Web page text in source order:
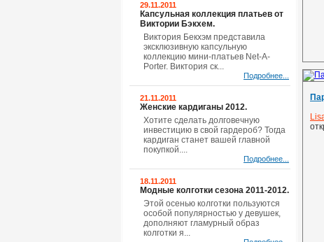
29.11.2011
Капсульная коллекция платьев от
Виктории Бэкхем.
Виктория Бекхэм представила
эксклюзивную капсульную
коллекцию мини-платьев Net-A-
Porter. Виктория ск...
Подробнее...
21.11.2011
Женские кардиганы 2012.
Хотите сделать долговечную
инвестицию в свой гардероб? Тогда
кардиган станет вашей главной
покупкой....
Подробнее...
18.11.2011
Модные колготки сезона 2011-2012.
Этой осенью колготки пользуются
особой популярностью у девушек,
дополняют гламурный образ
колготки я...